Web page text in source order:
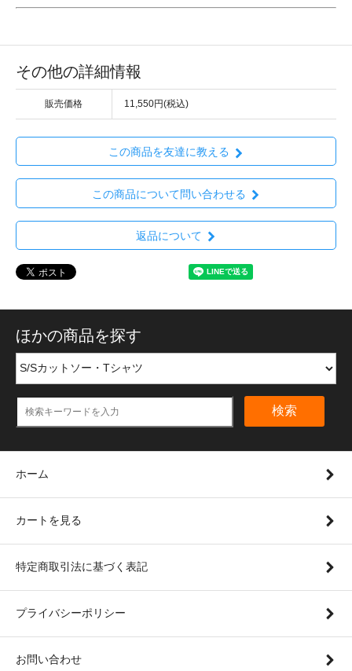
その他の詳細情報
販売価格 11,550円(税込)
この商品を友達に教える
この商品について問い合わせる
返品について
ほかの商品を探す
検索
ホーム
カートを見る
特定商取引法に基づく表記
プライバシーポリシー
お問い合わせ